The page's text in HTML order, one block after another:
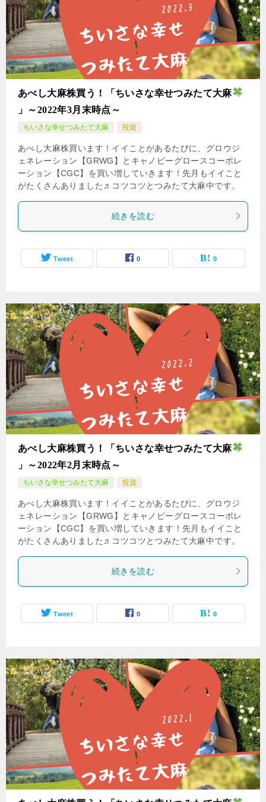
あべし大麻株買う！「ちいさな幸せつみたて大麻
」～2022年3月末時点～
ちいさな幸せつみたて大麻 投資
あべし大麻株買います！イイことがあるたびに、グロウジ
ェネレーション【GRWG】とキャノピーグロースコーポレ
ーション【CGC】を買い増していきます！先月もイイこと
がたくさんありました♬コツコツとつみたて大麻中です。
続きを読む
Tweet 0 0
あべし大麻株買う！「ちいさな幸せつみたて大麻
」～2022年2月末時点～
ちいさな幸せつみたて大麻 投資
あべし大麻株買います！イイことがあるたびに、グロウジ
ェネレーション【GRWG】とキャノピーグロースコーポレ
ーション【CGC】を買い増していきます！先月もイイこと
がたくさんありました♬コツコツとつみたて大麻中です。
続きを読む
Tweet 0 0